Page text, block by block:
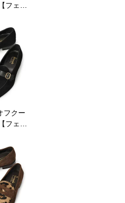
フェラ
ファー
エード
フクー
フェラ
ンクス
ー SIR
スエ
フ ブ